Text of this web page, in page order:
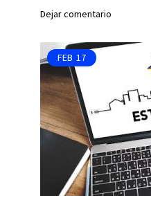
Dejar comentario
FEB 17